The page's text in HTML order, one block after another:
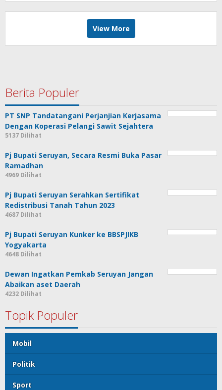
View More
Berita Populer
PT SNP Tandatangani Perjanjian Kerjasama
Dengan Koperasi Pelangi Sawit Sejahtera
5137 Dilihat
Pj Bupati Seruyan, Secara Resmi Buka Pasar
Ramadhan
4969 Dilihat
Pj Bupati Seruyan Serahkan Sertifikat
Redistribusi Tanah Tahun 2023
4687 Dilihat
Pj Bupati Seruyan Kunker ke BBSPJIKB
Yogyakarta
4648 Dilihat
Dewan Ingatkan Pemkab Seruyan Jangan
Abaikan aset Daerah
4232 Dilihat
Topik Populer
Mobil
Politik
Sport